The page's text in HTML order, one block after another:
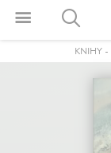
KNIHY -